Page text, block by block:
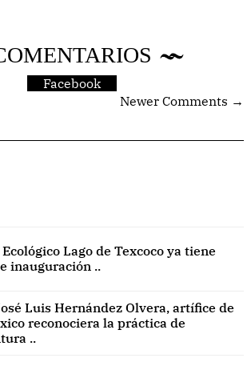
Facebook
Newer Comments →
Lago de Texcoco ya tiene
inauguración ..
Luis Hernández Olvera, artífice de
reconociera la práctica de
..